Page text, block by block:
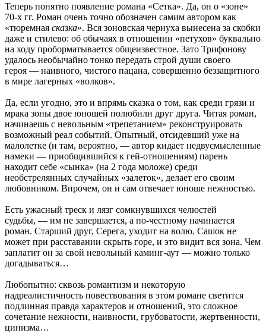
Теперь понятно появление романа «Сетка». Да, он о «зоне»
70-х гг. Роман очень точно обозначен самим автором как
«тюремная сказка». Вся зоновская чернуха вынесена за скобки
даже и стилево: об обычаях в отношении «петухов» буквально
на ходу проборматывается общеизвестное. Зато Трифонову
удалось необычайно тонко передать строй души своего
героя — наивного, чистого пацана, совершенно беззащитного
в мире лагерных «волков».
Да, если угодно, это и впрямь сказка о том, как среди грязи и
мрака зоны двое юношей полюбили друг друга. Читая роман,
начинаешь с невольным «трепетанием» реконструировать
возможный реал событий. Опытный, отсидевший уже на
малолетке (и там, вероятно, — автор кидает недвусмысленные
намеки — приобщившийся к гей-отношениям) парень
находит себе «сынка» (на 2 года моложе) среди
необстрелянных случайных «залеток», делает его своим
любовником. Впрочем, он и сам отвечает юноше нежностью.
Есть ужасный треск и лязг сомкнувшихся челюстей
судьбы, — им не завершается, а по-честному начинается
роман. Старший друг, Серега, уходит на волю. Сашок не
может при расставании скрыть горе, и это видит вся зона. Чем
заплатит он за свой невольный каминг-аут — можно только
догадываться…
Любопытно: сквозь романтизм и некоторую
надреалистичность повествования в этом романе светится
подлинная правда характеров и отношений, это сложное
сочетание нежности, наивности, грубоватости, жертвенности,
цинизма…